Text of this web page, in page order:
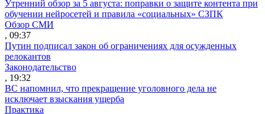
Утренний обзор за 5 августа: поправки о защите контента при
обучении нейросетей и правила «социальных» СЗПК
Обзор СМИ
, 09:37
Путин подписал закон об ограничениях для осужденных
релокантов
Законодательство
, 19:32
ВС напомнил, что прекращение уголовного дела не
исключает взыскания ущерба
Практика